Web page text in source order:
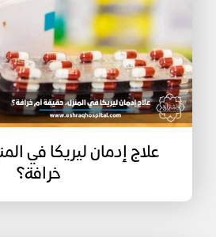
علاج إدمان ليريكا في
خرافة؟